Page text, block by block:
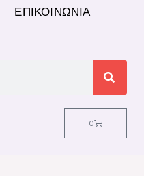
ΕΠΙΚΟΙΝΩΝΊΑ
0
Cart